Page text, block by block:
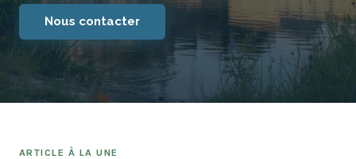
Nous contacter
ARTICLE À LA UNE